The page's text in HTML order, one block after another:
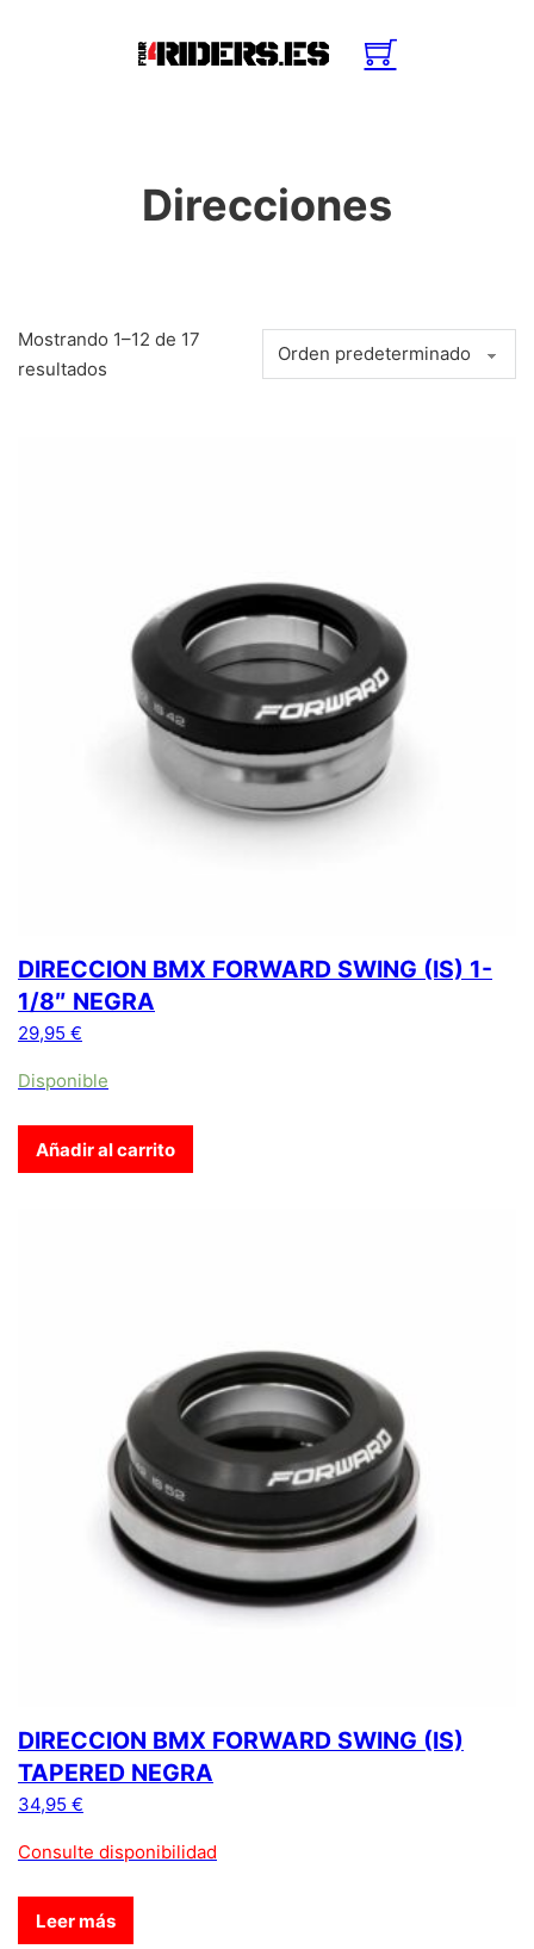
Direcciones
Mostrando 1–12 de 17
resultados
DIRECCION BMX FORWARD SWING (IS) 1-
1/8″ NEGRA
29,95 €
Disponible
Añadir al carrito
DIRECCION BMX FORWARD SWING (IS)
TAPERED NEGRA
34,95 €
Consulte disponibilidad
Leer más